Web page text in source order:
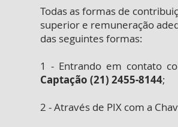
Todas as formas de
superior e remuneração
das seguintes formas:
1 - Entrando em contato
Captação (21) 2455-8144;
2 - Através de PIX com a